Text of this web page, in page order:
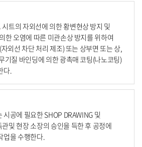
트의 자외선에 의한 황변현상 방지 및
한 오염에 따른 미관손상 방지를 위하여
외선 차단 처리 제조) 또는 상부면 또는 상,
기질 바인딩에 의한 광촉매 코팅(나노코팅)
다.
시공에 필요한 SHOP DRAWING 및
및 현장 소장의 승인을 득한 후 공정에
업을 수행한다.